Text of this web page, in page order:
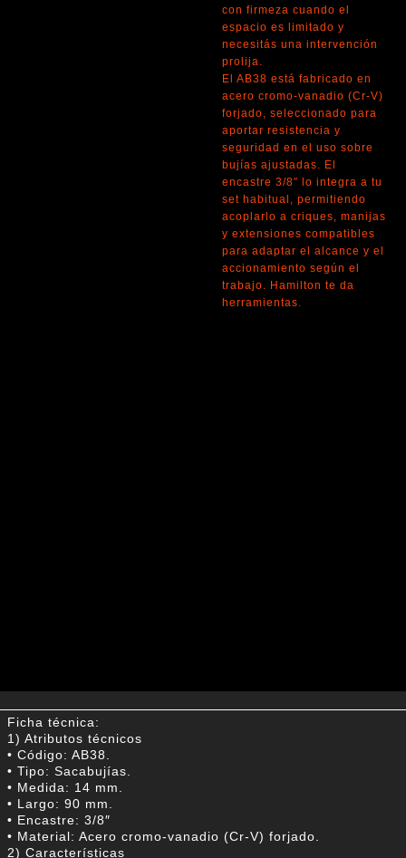
con firmeza cuando el
espacio es limitado y
necesitás una intervención
prolija.
El AB38 está fabricado en
acero cromo-vanadio (Cr-V)
forjado, seleccionado para
aportar resistencia y
seguridad en el uso sobre
bujías ajustadas. El
encastre 3/8″ lo integra a tu
set habitual, permitiendo
acoplarlo a criques, manijas
y extensiones compatibles
para adaptar el alcance y el
accionamiento según el
trabajo. Hamilton te da
herramientas.
Ficha técnica:
1) Atributos técnicos
• Código: AB38.
• Tipo: Sacabujías.
• Medida: 14 mm.
• Largo: 90 mm.
• Encastre: 3/8″
• Material: Acero cromo-vanadio (Cr-V) forjado.
2) Características